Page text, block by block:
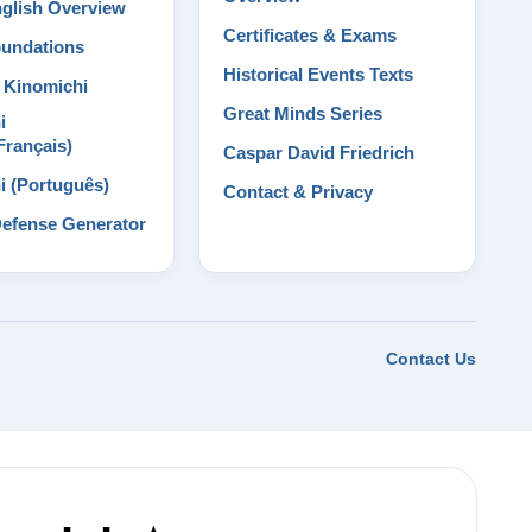
Overview
(Português)
Generator
Certificates & Exams
Historical Events Texts
Great Minds Series
Caspar David Friedrich
Contact & Privacy
Contact Us